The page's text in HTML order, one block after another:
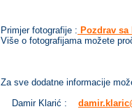
Primjer fotografije : Pozdrav sa
Više o fotografijama možete
Za sve dodatne informacije
Damir Klarić :